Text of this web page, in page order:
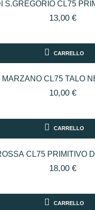
S.GREGORIO CL75
13,00 €
CARRELLO
MARZANO CL75 TALO
10,00 €
CARRELLO
CL75 PRIMITIVO
RISERVA
18,00 €
CARRELLO